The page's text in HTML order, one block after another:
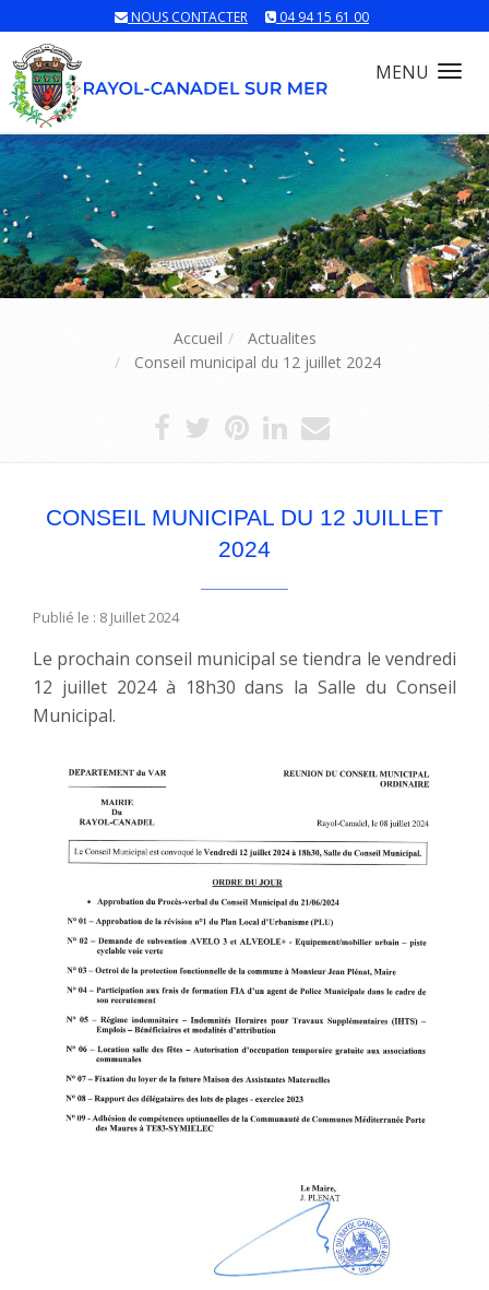
NOUS CONTACTER 04 94 15 61 00
MENU
Accueil
Actualites
Conseil municipal du 12 juillet 2024
CONSEIL MUNICIPAL DU 12 JUILLET
2024
Publié le : 8 Juillet 2024
Le prochain conseil municipal se tiendra le vendredi
12 juillet 2024 à 18h30 dans la Salle du Conseil
Municipal.